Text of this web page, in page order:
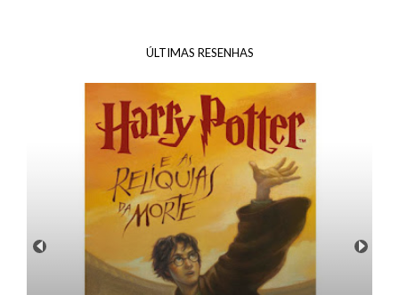
ÚLTIMAS RESENHAS